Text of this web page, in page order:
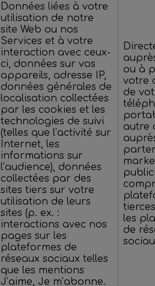
Données liées à votre
utilisation de notre
site Web ou nos
Services et à votre
interaction avec ceux-
ci, données sur vos
appareils, adresse IP,
données générales de
localisation collectées
par les cookies et les
technologies de suivi
(telles que l’activité sur
Internet, les
informations sur
l’audience), données
collectées par des
sites tiers sur votre
utilisation de leurs
sites (p. ex. :
interactions avec nos
pages sur les
plateformes de
réseaux sociaux telles
que les mentions
J’aime, Je m’abonne.
ou à
votre
de
autre
les
de